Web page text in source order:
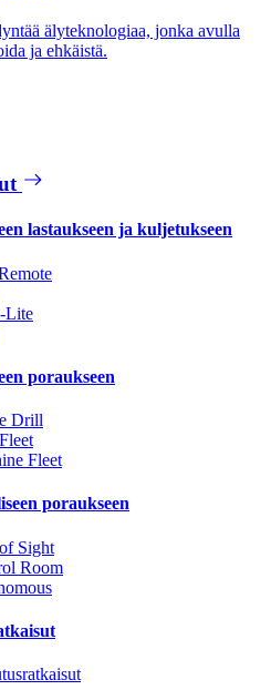
älyteknologiaa, jonka avulla
ja ehkäistä.
lastaukseen ja kuljetukseen
Lite
poraukseen
Drill
Fleet
poraukseen
Sight
Room